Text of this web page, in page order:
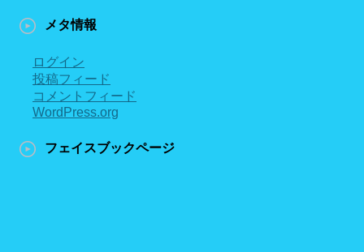
メタ情報
ログイン
投稿フィード
コメントフィード
WordPress.org
フェイスブックページ